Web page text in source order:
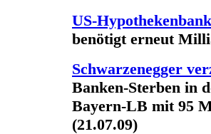
US-
benötigt erneut
Schwarzenegger
Banken-Sterben in
Bayern-LB mit 95
(21.07.09)